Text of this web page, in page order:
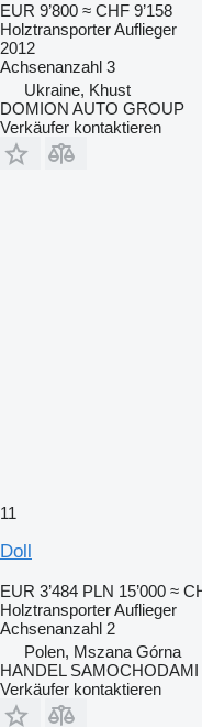
EUR 9’800 ≈ CHF 9’158
Holztransporter Auflieger
2012
Achsenanzahl 3
Ukraine, Khust
DOMION AUTO GROUP
Verkäufer kontaktieren
11
Doll
EUR 3’484 PLN 15’000 ≈
Holztransporter Auflieger
Achsenanzahl 2
Polen, Mszana Górna
HANDEL
Verkäufer kontaktieren